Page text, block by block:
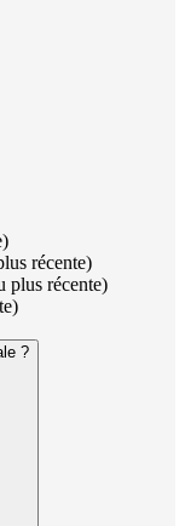
récente)
plus récente)
?